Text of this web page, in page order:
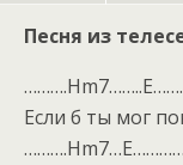
Песня из
Если б ты мог